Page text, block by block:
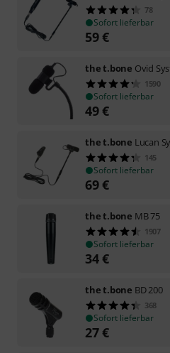
78
Sofort lieferbar
59€
the t.bone Ovid
1590
Sofort lieferbar
49€
the t.bone Lucan
145
Sofort lieferbar
69€
the t.bone MB 75
1907
Sofort lieferbar
34€
the t.bone BD 200
368
Sofort lieferbar
27€